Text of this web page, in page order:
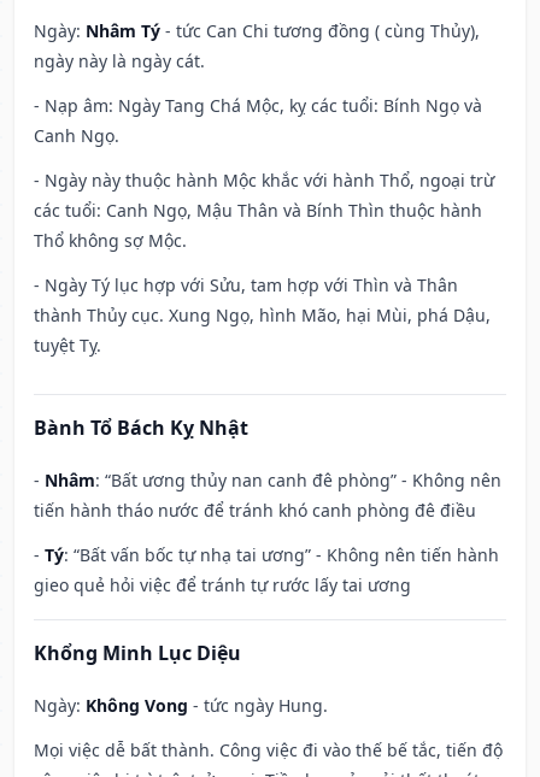
Ngày: Nhâm Tý - tức Can Chi tương đồng ( cùng Thủy),
ngày này là ngày cát.
- Nạp âm: Ngày Tang Chá Mộc, kỵ các tuổi: Bính Ngọ và
Canh Ngọ.
- Ngày này thuộc hành Mộc khắc với hành Thổ, ngoại trừ
các tuổi: Canh Ngọ, Mậu Thân và Bính Thìn thuộc hành
Thổ không sợ Mộc.
- Ngày Tý lục hợp với Sửu, tam hợp với Thìn và Thân
thành Thủy cục. Xung Ngọ, hình Mão, hại Mùi, phá Dậu,
tuyệt Tỵ.
Bành Tổ Bách Kỵ Nhật
- Nhâm: “Bất ương thủy nan canh đê phòng” - Không nên
tiến hành tháo nước để tránh khó canh phòng đê điều
- Tý: “Bất vấn bốc tự nhạ tai ương” - Không nên tiến hành
gieo quẻ hỏi việc để tránh tự rước lấy tai ương
Khổng Minh Lục Diệu
Ngày: Không Vong - tức ngày Hung.
Mọi việc dễ bất thành. Công việc đi vào thế bế tắc, tiến độ